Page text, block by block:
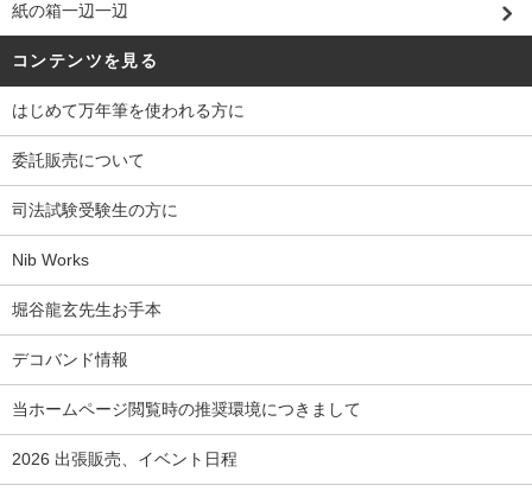
紙の箱一辺一辺
コンテンツを見る
はじめて万年筆を使われる方に
委託販売について
司法試験受験生の方に
Nib Works
堀谷龍玄先生お手本
デコバンド情報
当ホームページ閲覧時の推奨環境につきまして
2026 出張販売、イベント日程